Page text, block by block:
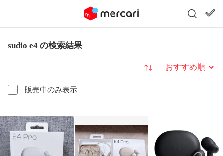
sudio e4 の検索結果
販売中のみ表示
並び替え